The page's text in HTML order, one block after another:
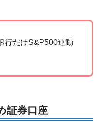
行だけS&P500連動
証券口座